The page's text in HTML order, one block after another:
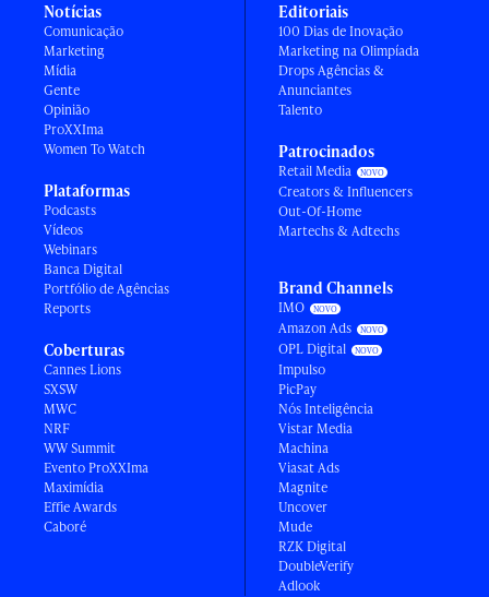
Notícias
Comunicação
Marketing
Mídia
Gente
Opinião
ProXXIma
Women To Watch
Plataformas
Podcasts
Vídeos
Webinars
Banca Digital
Portfólio de Agências
Reports
Coberturas
Cannes Lions
SXSW
MWC
NRF
WW Summit
Evento ProXXIma
Maximídia
Effie Awards
Caboré
Editoriais
100 Dias de Inovação
Marketing na Olimpíada
Drops Agências &
Anunciantes
Talento
Patrocinados
Retail Media
Creators & Influencers
Out-Of-Home
Martechs & Adtechs
Brand Channels
IMO
Amazon Ads
OPL Digital
Impulso
PicPay
Nós Inteligência
Vistar Media
Machina
Viasat Ads
Magnite
Uncover
Mude
RZK Digital
DoubleVerify
Adlook